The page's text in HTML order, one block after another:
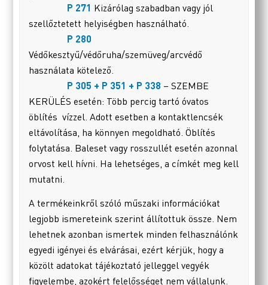
P 271 Kizárólag szabadban vagy jól
szellőztetett helyiségben használható.
P 280
Védőkesztyű/védőruha/szemüveg/arcvédő
használata kötelező.
P 305 + P 351 + P 338 – SZEMBE
KERÜLÉS esetén: Több percig tartó óvatos
öblítés vízzel. Adott esetben a kontaktlencsék
eltávolítása, ha könnyen megoldható. Öblítés
folytatása. Baleset vagy rosszullét esetén azonnal
orvost kell hívni. Ha lehetséges, a címkét meg kell
mutatni.
A termékeinkről szóló műszaki információkat
legjobb ismereteink szerint állítottuk össze. Nem
lehetnek azonban ismertek minden felhasználónk
egyedi igényei és elvárásai, ezért kérjük, hogy a
közölt adatokat tájékoztató jelleggel vegyék
figyelembe, azokért felelősséget nem vállalunk.